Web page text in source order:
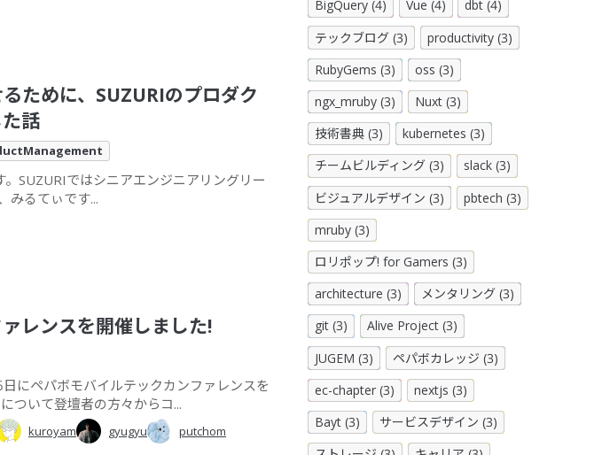
ために、SUZURIのプロダク
話
SUZURIではシニアエンジニアリングリー
みるてぃです...
レンスを開催しました!
にペパボモバイルテックカンファレンスを
ついて登壇者の方々からコ...
kuroyam gyugyu
putchom
BigQuery (4)
Vue (4)
dbt (4)
テックブログ (3)
productivity (3)
RubyGems (3)
oss (3)
ngx_mruby (3)
Nuxt (3)
技術書典 (3)
kubernetes (3)
チームビルディング (3)
slack (3)
ビジュアルデザイン (3)
pbtech (3)
mruby (3)
ロリポップ! for Gamers (3)
architecture (3)
メンタリング (3)
git (3)
Alive Project (3)
JUGEM (3)
ペパボカレッジ (3)
ec-chapter (3)
nextjs (3)
Bayt (3)
サービスデザイン (3)